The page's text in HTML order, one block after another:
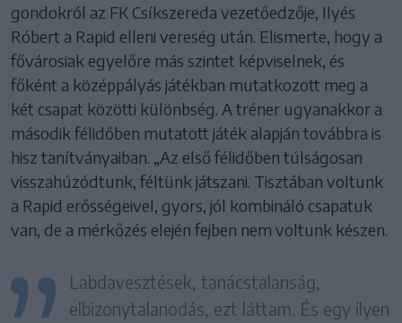
gondokról az FK Csíkszereda vezetőedzője, Ilyés
Róbert a Rapid elleni vereség után. Elismerte, hogy a
fővárosiak egyelőre más szintet képviselnek, és
főként a középpályás játékban mutatkozott meg a
két csapat közötti különbség. A tréner ugyanakkor a
második félidőben mutatott játék alapján továbbra is
hisz tanítványaiban. „Az első félidőben túlságosan
visszahúzódtunk, féltünk játszani. Tisztában voltunk
a Rapid erősségeivel, gyors, jól kombináló csapatuk
van, de a mérkőzés elején fejben nem voltunk készen.
Labdavesztések, tanácstalanság,
elbizonytalanodás, ezt láttam. És egy ilyen